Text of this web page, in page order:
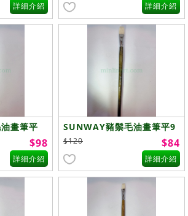
詳細介紹 詳細介紹
畫筆平
$98
詳細介紹
SUNWAY豬鬃毛油畫筆平9
號
$120 $84
詳細介紹